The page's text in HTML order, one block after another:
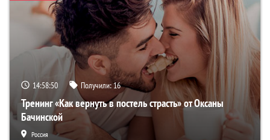
14:58:49 Получили:16
Тренинг «Как вернуть в постель страсть» от Оксаны
Бачинской
Россия